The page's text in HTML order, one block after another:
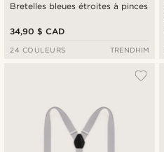
Bretelles bleues étroites à pinces
34,90 $ CAD
24 COULEURS TRENDHIM